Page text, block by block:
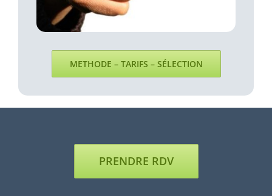
METHODE – TARIFS – SÉLECTION
PRENDRE RDV